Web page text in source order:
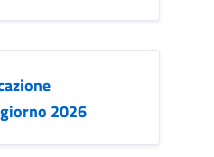
2026